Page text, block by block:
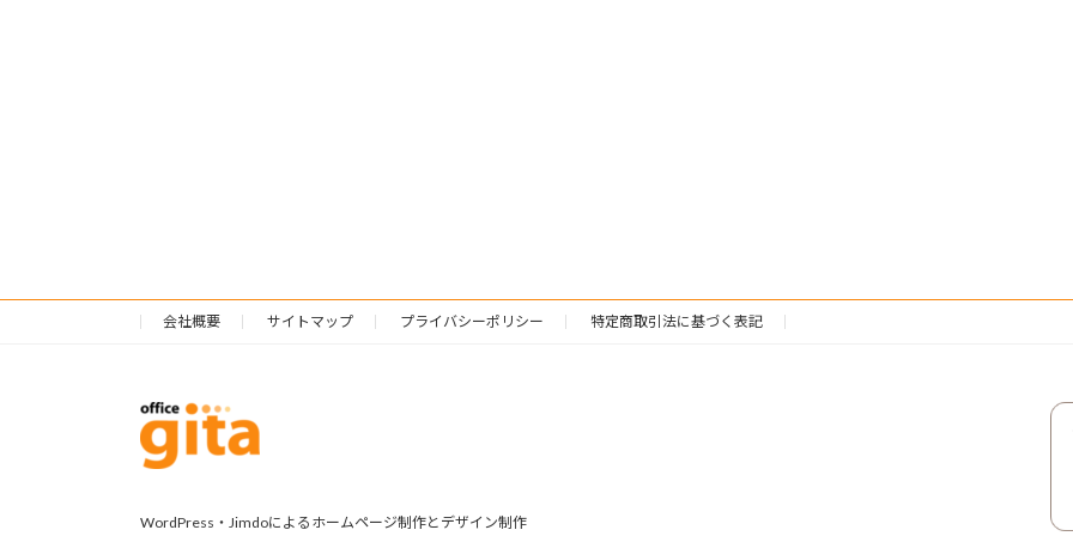
会社概要 サイトマップ プライバシーポリシー 特定商取引法に基づく表記
WordPress・Jimdoによるホームページ制作とデザイン制作